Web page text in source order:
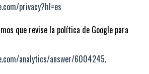
privacy?hl=es
que revise la política de Google para
analytics/answer/6004245.